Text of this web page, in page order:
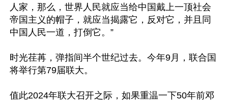
人家，那么，世界人民就应当给中国戴上一顶社会
帝国主义的帽子，就应当揭露它，反对它，并且同
中国人民一道，打倒它。”
时光荏苒，弹指间半个世纪过去。今年9月，联合国
将举行第79届联大。
值此2024年联大召开之际，如果重温一下50年前邓